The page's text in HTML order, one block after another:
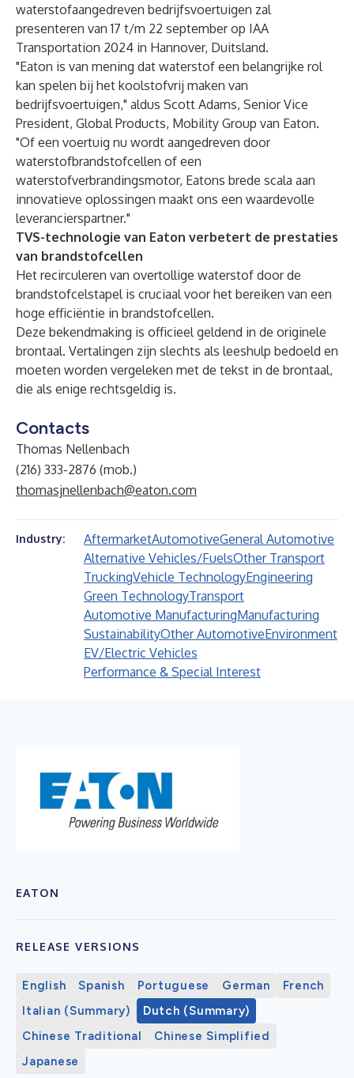
waterstofaangedreven bedrijfsvoertuigen zal
presenteren van 17 t/m 22 september op IAA
Transportation 2024 in Hannover, Duitsland.
"Eaton is van mening dat waterstof een belangrijke rol
kan spelen bij het koolstofvrij maken van
bedrijfsvoertuigen," aldus Scott Adams, Senior Vice
President, Global Products, Mobility Group van Eaton.
"Of een voertuig nu wordt aangedreven door
waterstofbrandstofcellen of een
waterstofverbrandingsmotor, Eatons brede scala aan
innovatieve oplossingen maakt ons een waardevolle
leverancierspartner."
TVS-technologie van Eaton verbetert de prestaties
van brandstofcellen
Het recirculeren van overtollige waterstof door de
brandstofcelstapel is cruciaal voor het bereiken van een
hoge efficiëntie in brandstofcellen.
Deze bekendmaking is officieel geldend in de originele
brontaal. Vertalingen zijn slechts als leeshulp bedoeld en
moeten worden vergeleken met de tekst in de brontaal,
die als enige rechtsgeldig is.
Contacts
Thomas Nellenbach
(216) 333-2876 (mob.)
thomasjnellenbach@eaton.com
Industry: AftermarketAutomotiveGeneral Automotive
Alternative Vehicles/FuelsOther Transport
TruckingVehicle TechnologyEngineering
Green TechnologyTransport
Automotive ManufacturingManufacturing
SustainabilityOther AutomotiveEnvironment
EV/Electric Vehicles
Performance & Special Interest
EATON
RELEASE VERSIONS
English Spanish Portuguese German
French
Italian (Summary)
Dutch (Summary)
Chinese Traditional
Chinese Simplified
Japanese